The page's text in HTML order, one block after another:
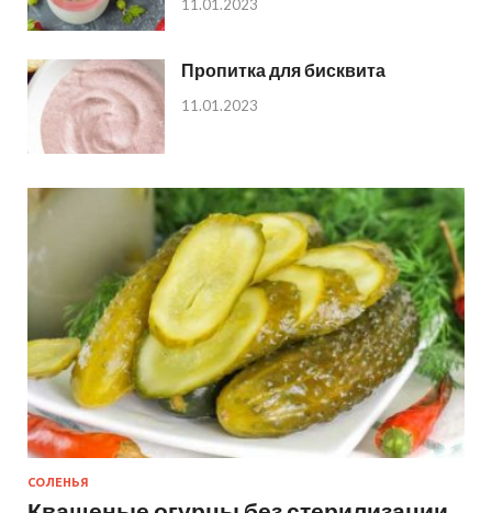
11.01.2023
Пропитка для бисквита
11.01.2023
СОЛЕНЬЯ